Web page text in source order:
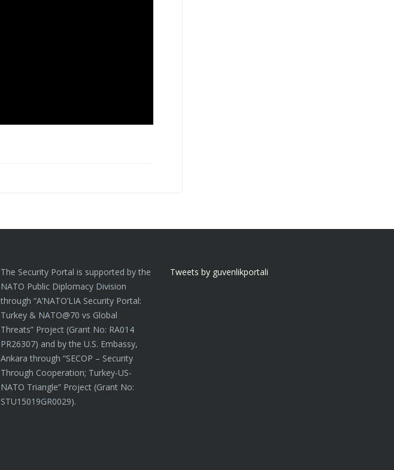
The Security Portal is supported by the
NATO Public Diplomacy Division
through “A’NATO’LIA Security Portal:
Turkey & NATO@70 vs Global
Threats” Project (Grant No: RA014
PR26307) and by the U.S. Embassy,
Ankara through “SECOP – Security
Through Cooperation; Turkey-US-
NATO Triangle” Project (Grant No:
STU15019GR0029).
Tweets by guvenlikportali